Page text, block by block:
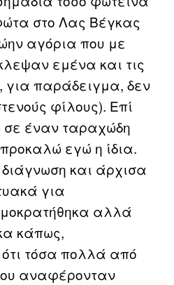
στο Λας Βέγκας
αγόρια που με
εμένα και τις
για παράδειγμα, δεν
φίλους). Επί
έναν ταραχώδη
εγώ η ίδια.
και άρχισα
για
αλλά
κάπως,
τόσα πολλά από
αναφέρονταν